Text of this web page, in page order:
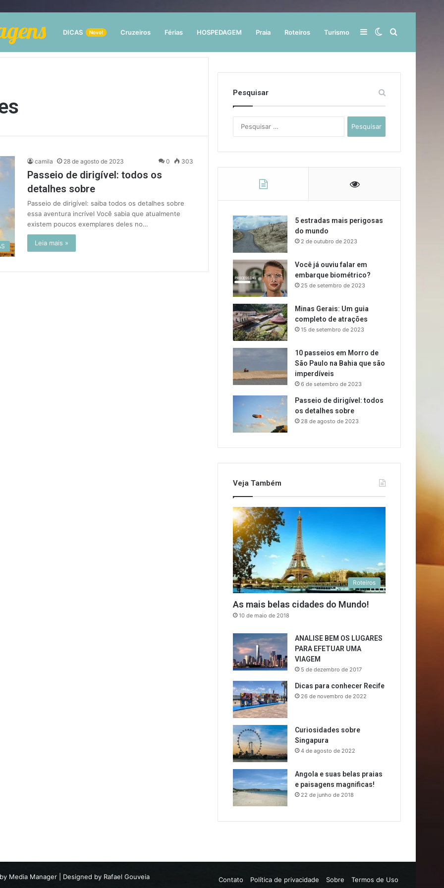
DICAS Novo! Cruzeiros Férias HOSPEDAGEM Praia Roteiros Turismo Procurar
por
Switch
skin
Barra
Lateral
camila 28 de agosto de 2023 0 303
Passeio de dirigível: todos os
detalhes sobre
Passeio de dirigível: saiba todos os detalhes sobre
essa aventura incrível Você sabia que atualmente
existem poucos exemplares deles no…
Leia mais »
Pesquisar
por:
5 estradas mais perigosas
do mundo
2 de outubro de 2023
Você já ouviu falar em
embarque biométrico?
25 de setembro de 2023
Minas Gerais: Um guia
completo de atrações
15 de setembro de 2023
10 passeios em Morro de
São Paulo na Bahia que são
imperdíveis
6 de setembro de 2023
Passeio de dirigível: todos
os detalhes sobre
28 de agosto de 2023
Veja Também
Roteiros
As mais belas cidades do Mundo!
10 de maio de 2018
ANALISE BEM OS LUGARES
PARA EFETUAR UMA
VIAGEM
5 de dezembro de 2017
Dicas para conhecer Recife
26 de novembro de 2022
Curiosidades sobre
Singapura
4 de agosto de 2022
Angola e suas belas praias
e paisagens magnificas!
22 de junho de 2018
Media Manager | Designed by Rafael Gouveia Contato Política de privacidade Sobre Termos de Uso